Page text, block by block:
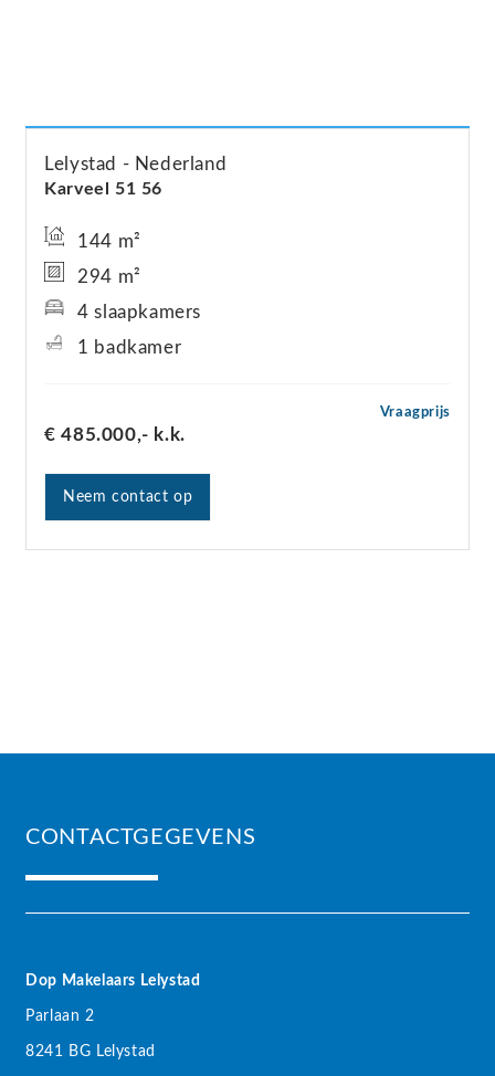
Karveel 51 56
Lelystad Nederland
Vraagprijs
€ 485.000,- k.k.
144 m²
294 m²
4 slaapkamers
1 badkamer
Neem contact op
CONTACTGEGEVENS
Dop Makelaars Lelystad
Parlaan 2
8241 BG Lelystad